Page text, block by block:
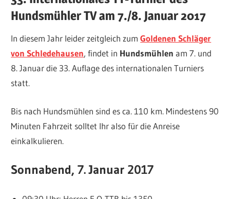
Hundsmühler TV am 7./8. Januar 2017
In diesem Jahr leider zeitgleich zumGoldenen Schläger
von Schledehausen, findet in Hundsmühlen am 7. und
8. Januar die 33. Auflage des internationalen Turniers
statt.
Bis nach Hundsmühlen sind es ca. 110 km. Mindestens 90
Minuten Fahrzeit solltet Ihr also für die Anreise
einkalkulieren.
Sonnabend, 7. Januar 2017